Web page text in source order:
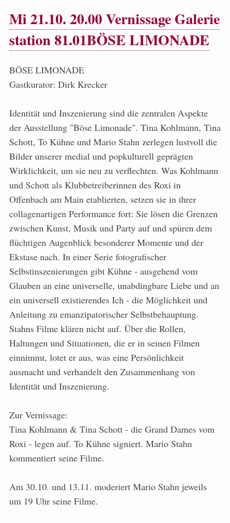
Mi 21.10. 20.00 Vernissage Galerie
station 81.01BÖSE LIMONADE
BÖSE LIMONADE
Gastkurator: Dirk Krecker
Identität und Inszenierung sind die zentralen Aspekte
der Ausstellung "Böse Limonade". Tina Kohlmann, Tina
Schott, To Kühne und Mario Stahn zerlegen lustvoll die
Bilder unserer medial und popkulturell geprägten
Wirklichkeit, um sie neu zu verflechten. Was Kohlmann
und Schott als Klubbetreiberinnen des Roxi in
Offenbach am Main etablierten, setzen sie in ihrer
collagenartigen Performance fort: Sie lösen die Grenzen
zwischen Kunst, Musik und Party auf und spüren dem
flüchtigen Augenblick besonderer Momente und der
Ekstase nach. In einer Serie fotografischer
Selbstinszenierungen gibt Kühne - ausgehend vom
Glauben an eine universelle, unabdingbare Liebe und an
ein universell existierendes Ich - die Möglichkeit und
Anleitung zu emanzipatorischer Selbstbehauptung.
Stahns Filme klären nicht auf. Über die Rollen,
Haltungen und Situationen, die er in seinen Filmen
einnimmt, lotet er aus, was eine Persönlichkeit
ausmacht und verhandelt den Zusammenhang von
Identität und Inszenierung.
Zur Vernissage:
Tina Kohlmann & Tina Schott - die Grand Dames vom
Roxi - legen auf. To Kühne signiert. Mario Stahn
kommentiert seine Filme.
Am 30.10. und 13.11. moderiert Mario Stahn jeweils
um 19 Uhr seine Filme.